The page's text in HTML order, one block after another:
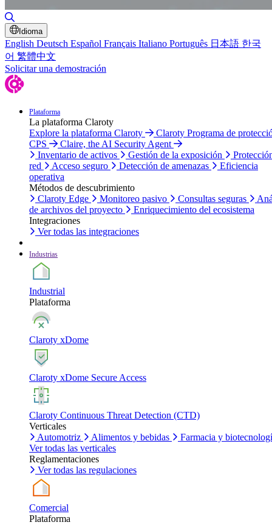
Idioma
English Deutsch Español Français Italiano Português 日本語 한국
어 繁體中文
Solicitar una demostración
Plataforma
La plataforma Claroty
Explore la plataforma Claroty
Claroty Programa de
CPS
Claire, the AI Security Agent
Inventario de activos
Gestión de la exposición
red
Acceso seguro Detección de amenazas
Eficiencia
operativa
Métodos de descubrimiento
Claroty Edge
Monitoreo pasivo Consultas seguras
de archivos del proyecto
Enriquecimiento del ecosistema
Integraciones
Ver todas las integraciones
Industrias
Industrial
Plataforma
Claroty xDome
Claroty xDome Secure Access
Claroty Continuous Threat Detection (CTD)
Verticales
Automotriz
Alimentos y bebidas
Farmacia y
Ver todas las verticales
Reglamentaciones
Ver todas las regulaciones
Comercial
Plataforma